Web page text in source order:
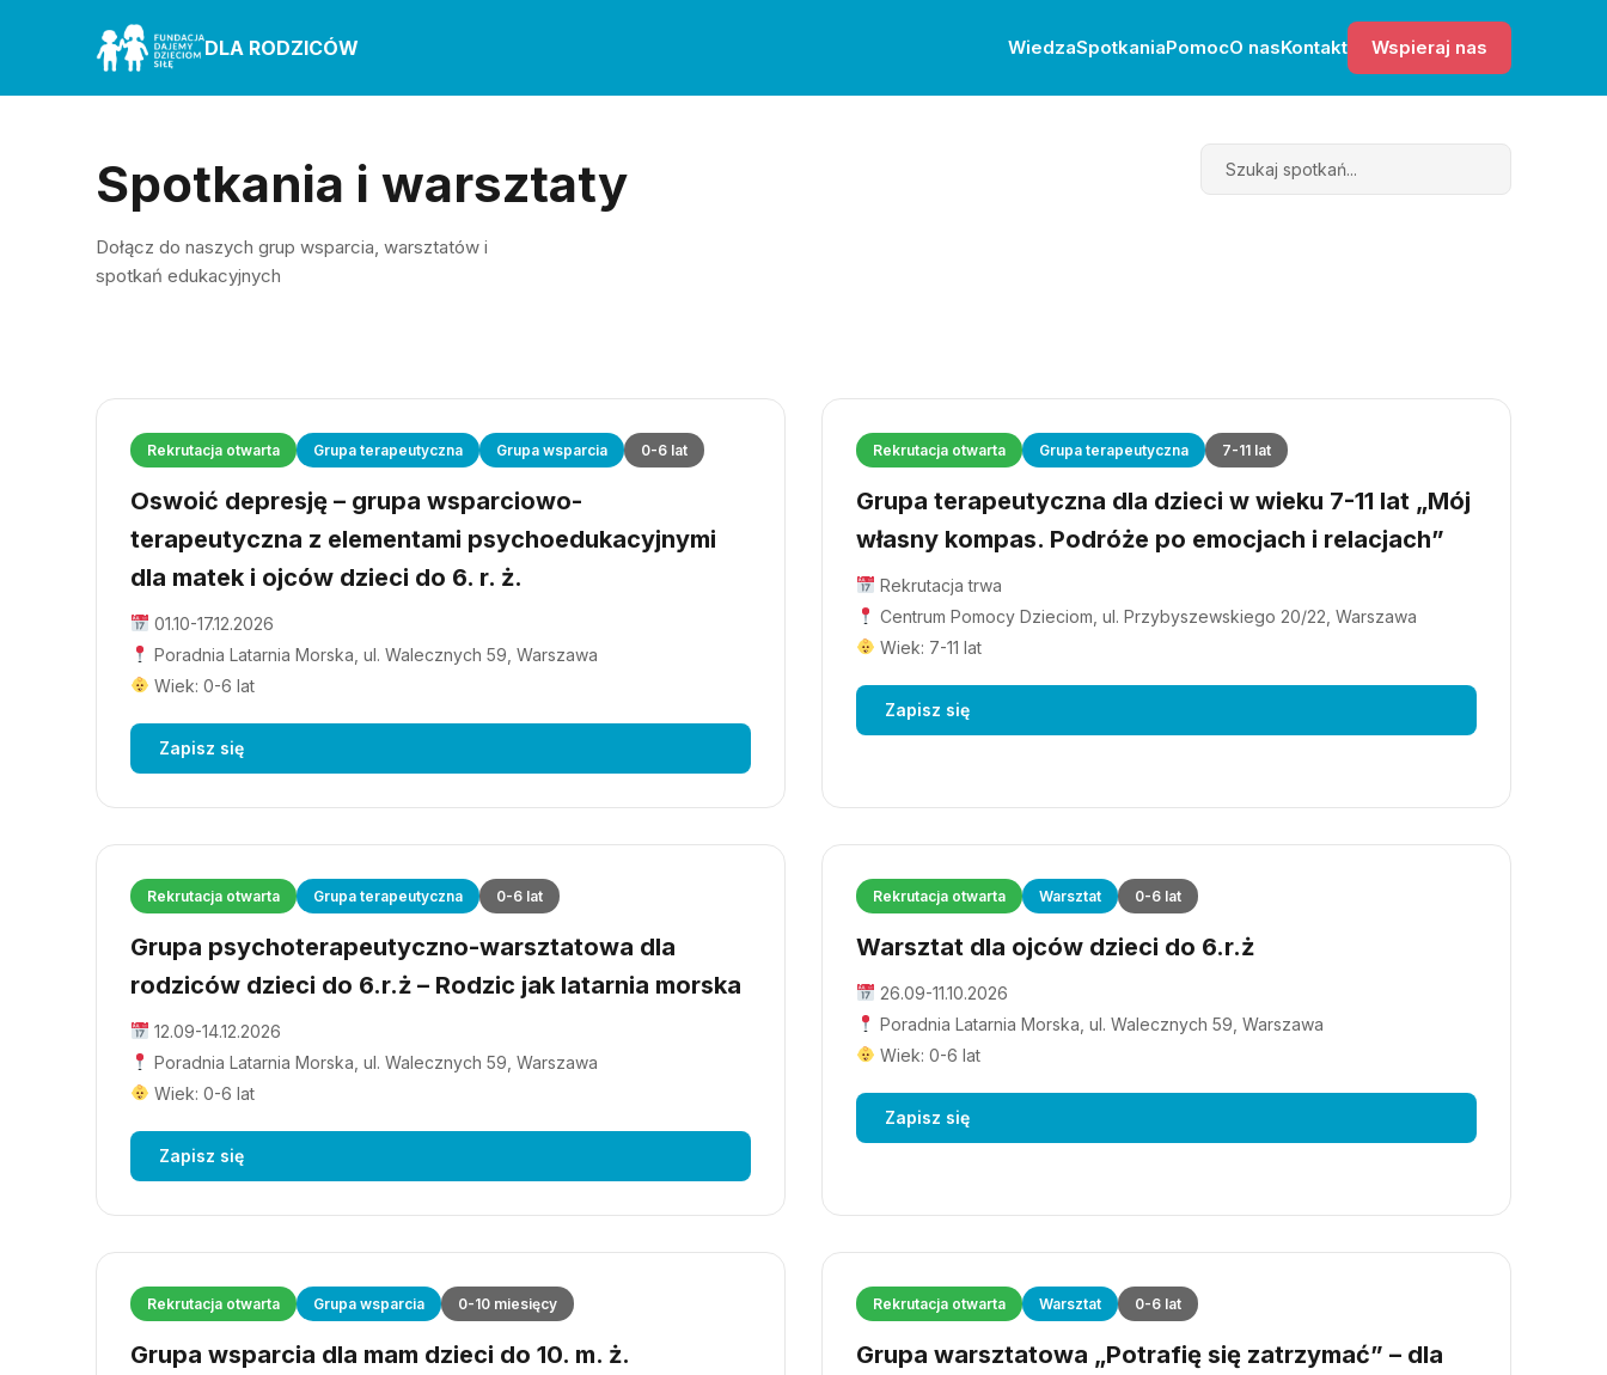
DLA RODZICÓW WiedzaSpotkaniaPomocO nasKontakt Wspieraj nas
Spotkania i warsztaty
Dołącz do naszych grup wsparcia, warsztatów i
spotkań edukacyjnych
Search
Rekrutacja otwarta Grupa terapeutyczna Grupa wsparcia 0-6 lat
Oswoić depresję – grupa wsparciowo-
terapeutyczna z elementami psychoedukacyjnymi
dla matek i ojców dzieci do 6. r. ż.
01.10-17.12.2026
Poradnia Latarnia Morska, ul. Walecznych 59, Warszawa
Wiek: 0-6 lat
Zapisz się
Rekrutacja otwarta Grupa terapeutyczna 7-11 lat
Grupa terapeutyczna dla dzieci w wieku 7-11 lat „Mój
własny kompas. Podróże po emocjach i relacjach”
Rekrutacja trwa
Centrum Pomocy Dzieciom, ul. Przybyszewskiego 20/22, Warszawa
Wiek: 7-11 lat
Zapisz się
Rekrutacja otwarta Grupa terapeutyczna 0-6 lat
Grupa psychoterapeutyczno-warsztatowa dla
rodziców dzieci do 6.r.ż – Rodzic jak latarnia morska
12.09-14.12.2026
Poradnia Latarnia Morska, ul. Walecznych 59, Warszawa
Wiek: 0-6 lat
Zapisz się
Rekrutacja otwarta Warsztat 0-6 lat
Warsztat dla ojców dzieci do 6.r.ż
26.09-11.10.2026
Poradnia Latarnia Morska, ul. Walecznych 59, Warszawa
Wiek: 0-6 lat
Zapisz się
Rekrutacja otwarta Grupa wsparcia 0-10 miesięcy
Grupa wsparcia dla mam dzieci do 10. m. ż.
Rekrutacja otwarta Warsztat 0-6 lat
Grupa warsztatowa „Potrafię się zatrzymać” – dla